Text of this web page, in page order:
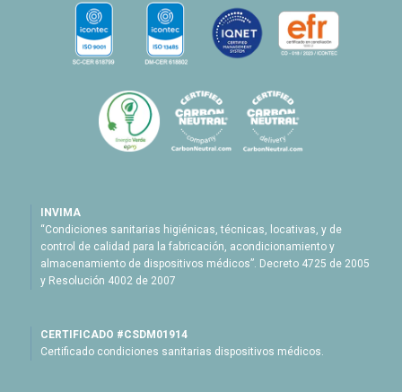
INVIMA
“Condiciones sanitarias higiénicas, técnicas, locativas, y de
control de calidad para la fabricación, acondicionamiento y
almacenamiento de dispositivos médicos”. Decreto 4725 de 2005
y Resolución 4002 de 2007
CERTIFICADO #CSDM01914
Certificado condiciones sanitarias dispositivos médicos.